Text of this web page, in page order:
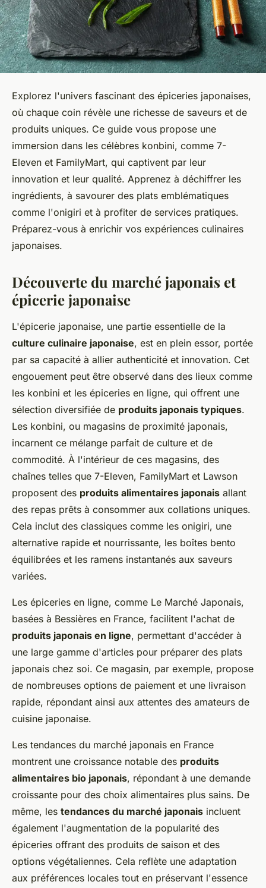
Explorez l'univers fascinant des épiceries japonaises,
où chaque coin révèle une richesse de saveurs et de
produits uniques. Ce guide vous propose une
immersion dans les célèbres konbini, comme 7-
Eleven et FamilyMart, qui captivent par leur
innovation et leur qualité. Apprenez à déchiffrer les
ingrédients, à savourer des plats emblématiques
comme l'onigiri et à profiter de services pratiques.
Préparez-vous à enrichir vos expériences culinaires
japonaises.
Découverte du marché japonais et
épicerie japonaise
L'épicerie japonaise, une partie essentielle de la
culture culinaire japonaise, est en plein essor, portée
par sa capacité à allier authenticité et innovation. Cet
engouement peut être observé dans des lieux comme
les konbini et les épiceries en ligne, qui offrent une
sélection diversifiée de produits japonais typiques.
Les konbini, ou magasins de proximité japonais,
incarnent ce mélange parfait de culture et de
commodité. À l'intérieur de ces magasins, des
chaînes telles que 7-Eleven, FamilyMart et Lawson
proposent des produits alimentaires japonais allant
des repas prêts à consommer aux collations uniques.
Cela inclut des classiques comme les onigiri, une
alternative rapide et nourrissante, les boîtes bento
équilibrées et les ramens instantanés aux saveurs
variées.
Les épiceries en ligne, comme Le Marché Japonais,
basées à Bessières en France, facilitent l'achat de
produits japonais en ligne, permettant d'accéder à
une large gamme d'articles pour préparer des plats
japonais chez soi. Ce magasin, par exemple, propose
de nombreuses options de paiement et une livraison
rapide, répondant ainsi aux attentes des amateurs de
cuisine japonaise.
Les tendances du marché japonais en France
montrent une croissance notable des produits
alimentaires bio japonais, répondant à une demande
croissante pour des choix alimentaires plus sains. De
même, les tendances du marché japonais incluent
également l'augmentation de la popularité des
épiceries offrant des produits de saison et des
options végétaliennes. Cela reflète une adaptation
aux préférences locales tout en préservant l'essence